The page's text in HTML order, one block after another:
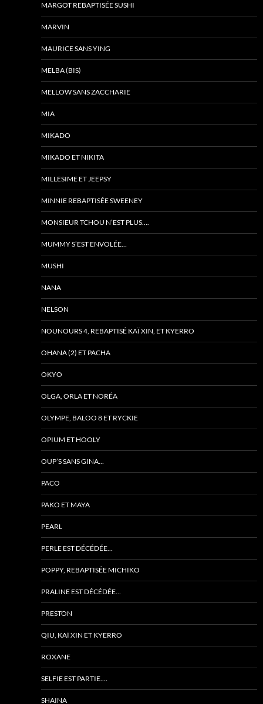
MARGOT REBAPTISÉE SUSHI
MARVIN
MAURICE SANS YING
MELBA (BIS)
MELLOW SANS ZACCHARIE
MIA
MIKADO
MIKADO ET NIKITA
MILLESIME ET JEEPSY
MINNIE REBAPTISÉE SWEENEY
MONSIEUR TCHOU N’EST PLUS….
MUMMY S’EST ENVOLÉE…
MUSHI
NANA
NELSON
NOUNOURS 4, REBAPTISÉ KAÏ XIN, ET KYERRO
OHANA (2) ET PACHA
OKYO
OLGA, ORLA ET NORÉA
OLYMPE, BALOO 8 ET RYCKIE
OPIUM ET HOOLY
OUP’S SANS GINA…
PACO
PAKO ET MAYA
PEARL
PERLE EST DÉCÉDÉE…
POPPY, REBAPTISÉE MICHIKO
PRALINE EST DÉCÉDÉE…
PRESTON
QIU, KAÏ XIN ET KYERRO
ROXANE
SELFIE EST PARTIE….
SHAINA